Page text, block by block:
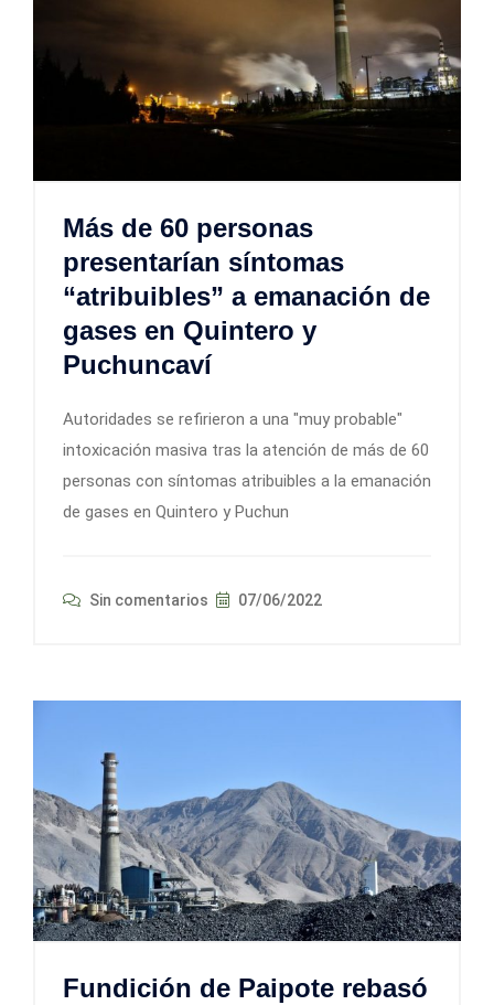
Más de 60 personas
presentarían síntomas
“atribuibles” a emanación de
gases en Quintero y
Puchuncaví
Autoridades se refirieron a una "muy probable"
intoxicación masiva tras la atención de más de 60
personas con síntomas atribuibles a la emanación
de gases en Quintero y Puchun
Sin comentarios 07/06/2022
Fundición de Paipote rebasó